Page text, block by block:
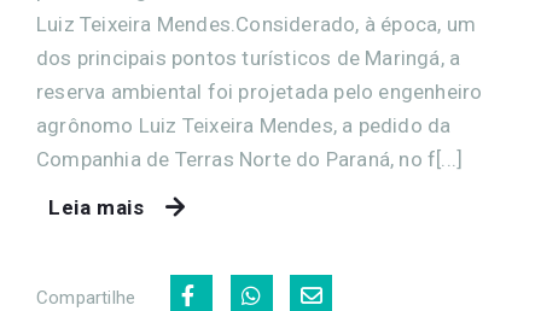
Luiz Teixeira Mendes.Considerado, à época, um
dos principais pontos turísticos de Maringá, a
reserva ambiental foi projetada pelo engenheiro
agrônomo Luiz Teixeira Mendes, a pedido da
Companhia de Terras Norte do Paraná, no f[...]
Leia mais
Compartilhe